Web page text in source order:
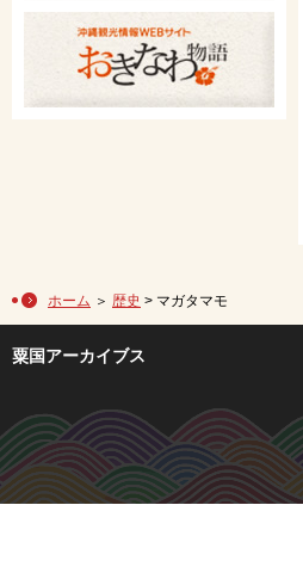
ホーム ＞ 歴史 > マガタマモ
粟国アーカイブス